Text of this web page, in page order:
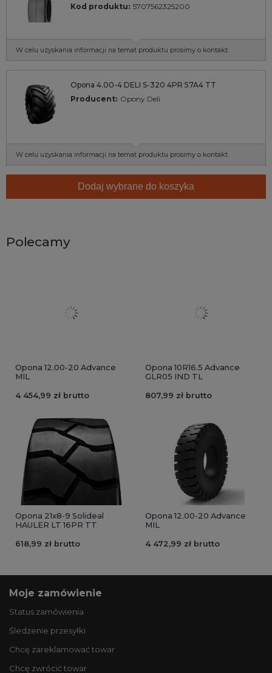
Kod produktu: 5707562325200
W celu uzyskania informacji na temat produktu prosimy o kontakt.
Opona 4.00-4 DELI S-320 4PR 57A4 TT
Producent: Opony Deli
W celu uzyskania informacji na temat produktu prosimy o kontakt.
Dodaj wybrane do koszyka
Polecamy
Opona 12.00-20 Advance
MIL
4 454,99 zł brutto
Opona 10R16.5 Advance
GLR05 IND TL
807,99 zł brutto
Opona 21x8-9 Solideal
HAULER LT 16PR TT
618,99 zł brutto
Opona 12.00-20 Advance
MIL
4 472,99 zł brutto
Moje zamówienie
Status zamówienia
Śledzenie przesyłki
Chcę zareklamować towar
Chcę zwrócić towar